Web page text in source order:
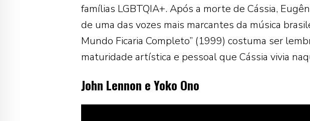
famílias LGBTQIA+. Após a morte de Cássia,
de uma das vozes mais marcantes da música
Mundo Ficaria Completo” (1999) costuma ser
maturidade artística e pessoal que Cássia vivia
John Lennon e Yoko Ono